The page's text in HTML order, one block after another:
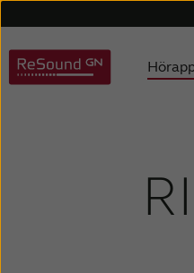
I-Örat hörapparater